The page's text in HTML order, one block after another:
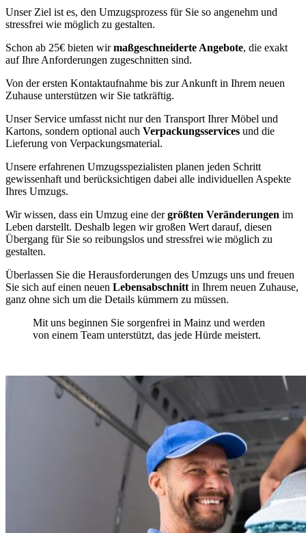
Unser Ziel ist es, den Umzugsprozess für Sie so angenehm und
stressfrei wie möglich zu gestalten.
Schon ab 25€ bieten wirmaßgeschneiderte Angebote, die exakt
auf Ihre Anforderungen zugeschnitten sind.
Von der ersten Kontaktaufnahme bis zur Ankunft in Ihrem neuen
Zuhause unterstützen wir Sie tatkräftig.
Unser Service umfasst nicht nur den Transport Ihrer Möbel und
Kartons, sondern optional auch Verpackungsservices und die
Lieferung von Verpackungsmaterial.
Unsere erfahrenen Umzugsspezialisten planen jeden Schritt
gewissenhaft und berücksichtigen dabei alle individuellen Aspekte
Ihres Umzugs.
Wir wissen, dass ein Umzug eine dergrößten Veränderungen im
Leben darstellt. Deshalb legen wir großen Wert darauf, diesen
Übergang für Sie so reibungslos und stressfrei wie möglich zu
gestalten.
Überlassen Sie die Herausforderungen des Umzugs uns und freuen
Sie sich auf einen neuen Lebensabschnitt in Ihrem neuen Zuhause,
ganz ohne sich um die Details kümmern zu müssen.
Mit uns beginnen Sie sorgenfrei in Mainz und werden
von einem Team unterstützt, das jede Hürde meistert.